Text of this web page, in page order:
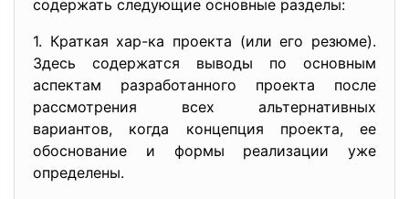
содержать следующие основные разделы:
1. Краткая хар-ка проекта (или его резюме).
Здесь содержатся выводы по основным
аспектам разработанного проекта после
рассмотрения всех альтернативных
вариантов, когда концепция проекта, ее
обоснование и формы реализации уже
определены.